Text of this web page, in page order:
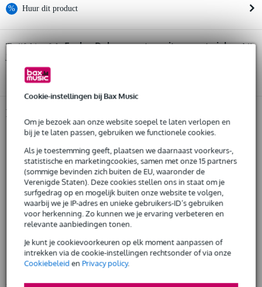
Cookie-instellingen bij Bax Music
Om je bezoek aan onze website soepel te laten verlopen en
bij je te laten passen, gebruiken we functionele cookies.
Als je toestemming geeft, plaatsen we daarnaast voorkeurs-,
statistische en marketingcookies, samen met onze 15 partners
(sommige bevinden zich buiten de EU, waaronder de
Verenigde Staten). Deze cookies stellen ons in staat om je
surfgedrag op en mogelijk buiten onze website te volgen,
waarbij we je IP-adres en unieke gebruikers-ID’s gebruiken
voor herkenning. Zo kunnen we je ervaring verbeteren en
relevante aanbiedingen tonen.
Je kunt je cookievoorkeuren op elk moment aanpassen of
intrekken via de cookie-instellingen rechtsonder of via onze
Cookiebeleiden Privacy policy.
% Huur dit product
Huur dit product al vanaf 25 euro per maand
€ 2.500,-
Gratis
De mogelijkheid om je product(en) met korting te kopen
Huur dit product
Twijfel je of deFazley Delora westerngitaar met gigbagbij
Productinformatie
Fazley akoestische westergitaar
kleur: naturel
body
bovenblad: massief getorrificeerd sparren (solid torrefied spruce)
zij- en achterkant: gelamineerd palissander (laminated rosewood)
afwerking: zijdeglans (satin)
materiaal: 3-delig okoume
afwerking: zijdeglans (satin)
profiel: C